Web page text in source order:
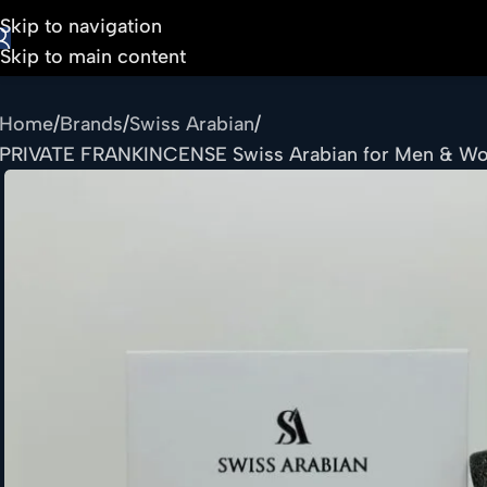
Skip to navigation
Skip to main content
Home Brands Swiss Arabian
PRIVATE FRANKINCENSE Swiss Arabian for Men &